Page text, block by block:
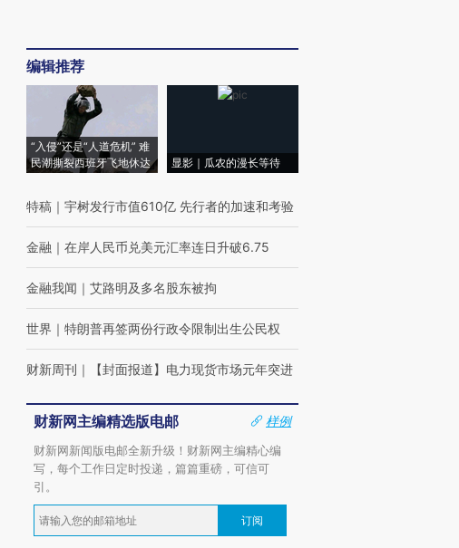
编辑推荐
“入侵”还是“人道危机” 难
民潮撕裂西班牙飞地休达
显影｜瓜农的漫长等待
特稿 ｜ 宇树发行市值610亿 先行者的加速和考验
金融 ｜ 在岸人民币兑美元汇率连日升破6.75
金融我闻 ｜ 艾路明及多名股东被拘
世界 ｜ 特朗普再签两份行政令限制出生公民权
财新周刊 ｜ 【封面报道】电力现货市场元年突进
财新网主编精选版电邮
样例
财新网新闻版电邮全新升级！财新网主编精心编
写，每个工作日定时投递，篇篇重磅，可信可
引。
订阅